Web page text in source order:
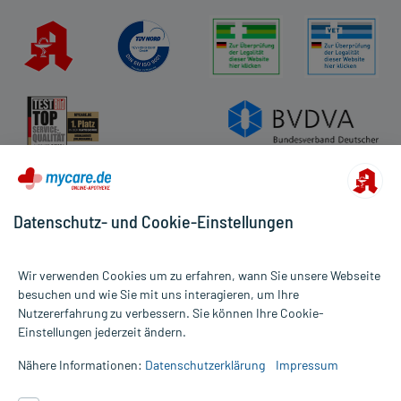
Alle Preise gelten inkl. MwSt., ggf. zzgl. Versandkosten
Informationen auf dieser Website werden ausschließlich für
die Untersuchung und Behandlung durch einen Arzt. Bitte
Datenschutz- und Cookie-Einstellungen
Wir verwenden Cookies um zu erfahren, wann Sie unsere Webseite
besuchen und wie Sie mit uns interagieren, um Ihre
Nutzererfahrung zu verbessern. Sie können Ihre Cookie-
Einstellungen jederzeit ändern.
Nähere Informationen: Datenschutzerklärung Impressum